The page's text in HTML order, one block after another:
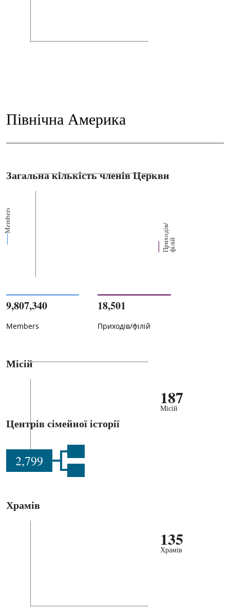
Північна Америка
Загальна кількість членів Церкви
Members
П
р
их
о
д
і
в
/
ф
і
л
ій
9,807,340
Members
18,501
Приходів/філій
Місій
187
Місій
Центрів сімейної історії
2,799
Храмів
135
Храмів